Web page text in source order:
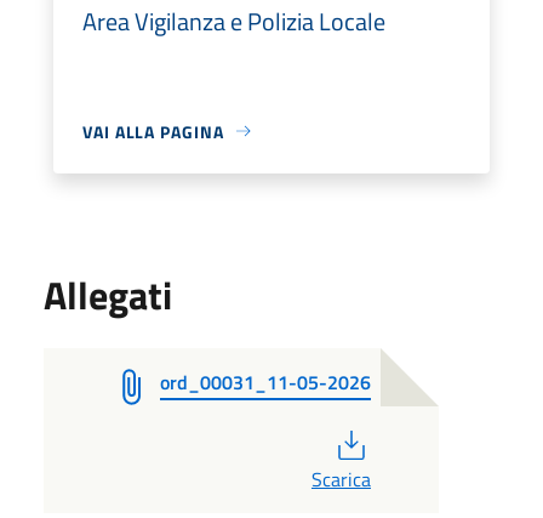
Area Vigilanza e Polizia Locale
VAI ALLA PAGINA
Allegati
ord_00031_11-05-2026
Scarica